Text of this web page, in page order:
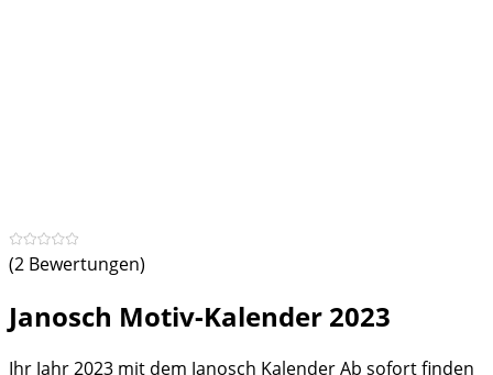
(2 Bewertungen)
Janosch Motiv-Kalender 2023
Ihr Jahr 2023 mit dem Janosch Kalender Ab sofort finden